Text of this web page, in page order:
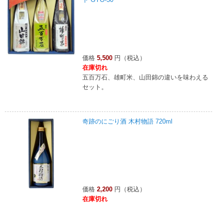
価格 5,500 円（税込）
在庫切れ
五百万石、雄町米、山田錦の違いを味わえる
セット。
奇跡のにごり酒 木村物語 720ml
価格 2,200 円（税込）
在庫切れ